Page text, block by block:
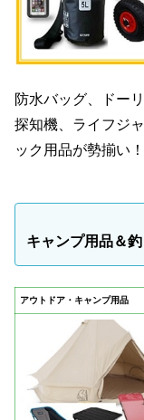
防水バッグ、ドー
探知機、ライフジ
ック用品が勢揃い！
キャンプ用品＆
アウトドア・キャンプ用品